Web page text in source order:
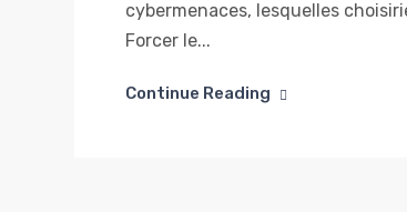
cybermenaces, lesquelles
Forcer le...
Continue Reading